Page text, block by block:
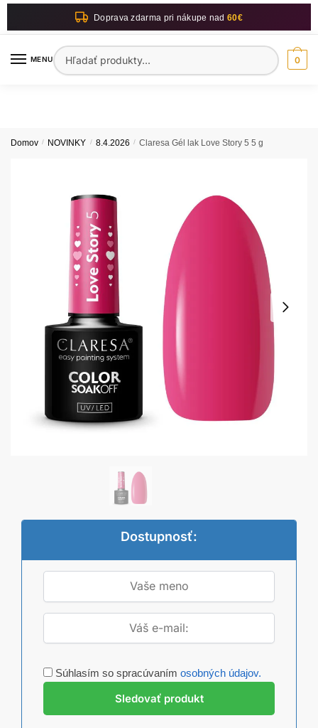
Skip
Skip
Doprava zdarma pri nákupe nad60€
MENUHľadať:
0
Domov / NOVINKY / 8.4.2026 / Claresa Gél lak Love Story 5 5 g
Dostupnosť:
Súhlasím so spracúvaním osobných údajov.